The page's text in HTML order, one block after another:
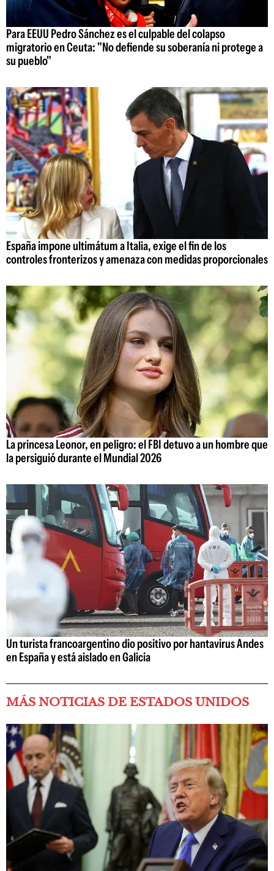
Para EEUU Pedro Sánchez es el culpable del colapso
migratorio en Ceuta: "No defiende su soberanía ni protege a
su pueblo"
España impone ultimátum a Italia, exige el fin de los
controles fronterizos y amenaza con medidas proporcionales
La princesa Leonor, en peligro: el FBI detuvo a un hombre que
la persiguió durante el Mundial 2026
Un turista francoargentino dio positivo por hantavirus Andes
en España y está aislado en Galicia
MÁS NOTICIAS DE ESTADOS UNIDOS